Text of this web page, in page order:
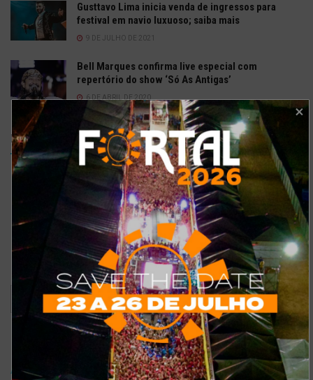
Gusttavo Lima inicia venda de ingressos para
festival em navio luxuoso; saiba mais
9 DE JULHO DE 2021
Bell Marques confirma live especial com
repertório do show ‘Só As Antigas’
6 DE ABRIL DE 2020
Enquetes
Como está o meu site?
Excelente
Pode ser melhorado
Sem comentários
Ver resultados
Arquivo de enquete